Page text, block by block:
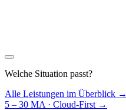
Welche Situation passt?
Alle Leistungen im Überblick →
5 – 30 MA · Cloud-First →